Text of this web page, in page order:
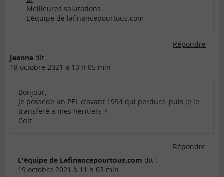
Meilleures salutations
L’équipe de lafinancepourtous.com
Répondre
Jeanne dit :
18 octobre 2021 à 13 h 05 min
Bonjour,
Je posséde un PEL d’avant 1994 qui perdure, puis je le
transferé à mes héritiers ?
Cdlt
Répondre
L'équipe de Lafinancepourtous.com dit :
19 octobre 2021 à 11 h 03 min